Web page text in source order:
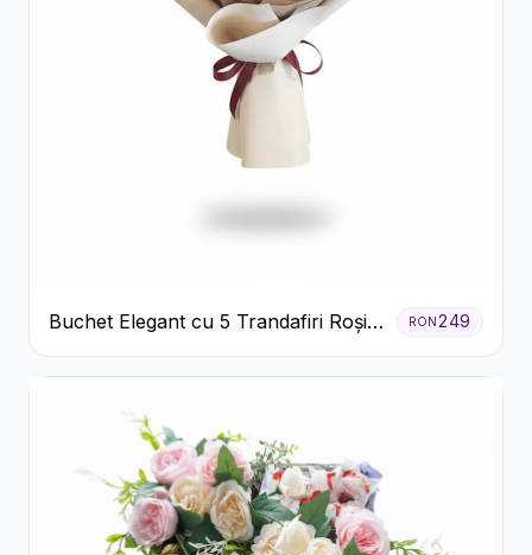
Buchet Elegant cu 5 Trandafiri Roșii
și Eucalipt
RON249